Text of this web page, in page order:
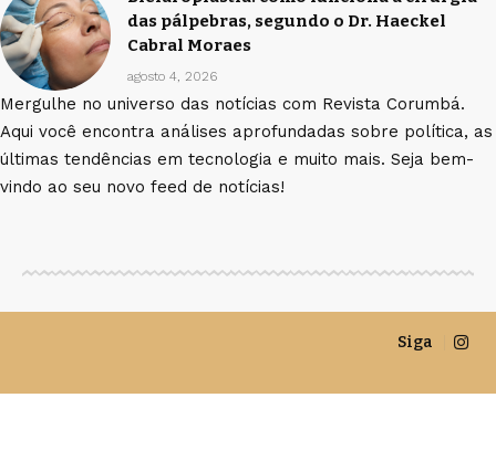
das pálpebras, segundo o Dr. Haeckel
Cabral Moraes
agosto 4, 2026
Mergulhe no universo das notícias com Revista Corumbá.
Aqui você encontra análises aprofundadas sobre política, as
últimas tendências em tecnologia e muito mais. Seja bem-
vindo ao seu novo feed de notícias!
Siga